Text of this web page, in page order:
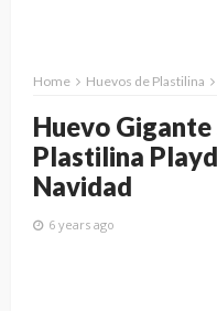
Home Huevos de Plastilina
Huevo
Plastilina
Navidad
6 years ago